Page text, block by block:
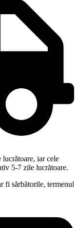
lucrătoare, iar cele
5-7 zile lucrătoare.
fi sărbătorile, termenul